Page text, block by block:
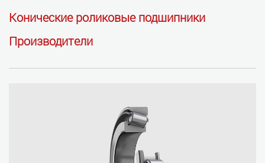
Конические роликовые подшипники
Производители